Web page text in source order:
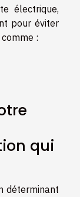
électrique,
pour éviter
:
qui
déterminant